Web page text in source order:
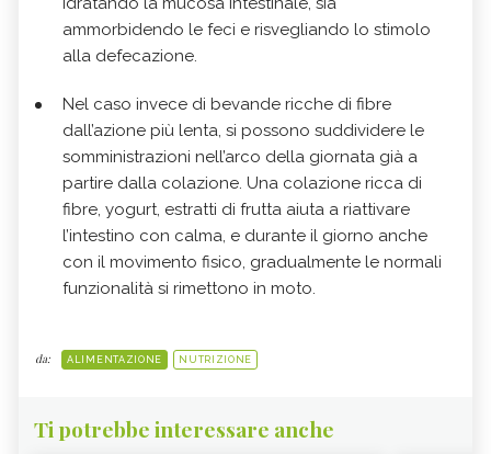
ammorbidendo le feci e risvegliando lo stimolo
alla defecazione.
Nel caso invece di bevande ricche di fibre
dall’azione più lenta, si possono suddividere le
somministrazioni nell’arco della giornata già a
partire dalla colazione. Una colazione ricca di
fibre, yogurt, estratti di frutta aiuta a riattivare
l’intestino con calma, e durante il giorno anche
con il movimento fisico, gradualmente le normali
funzionalità si rimettono in moto.
da: ALIMENTAZIONE NUTRIZIONE
Ti potrebbe interessare anche